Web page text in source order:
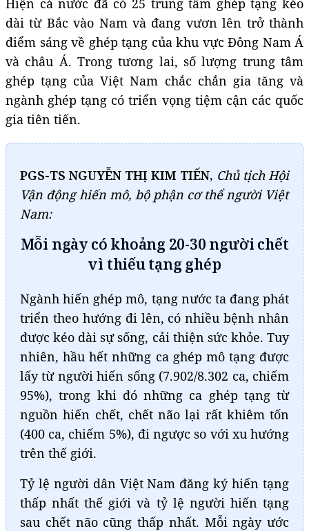
dài từ Bắc vào Nam và đang vươn lên trở thành
điểm sáng về ghép tạng của khu vực Đông Nam Á
và châu Á. Trong tương lai, số lượng trung tâm
ghép tạng của Việt Nam chắc chắn gia tăng và
ngành ghép tạng có triển vọng tiệm cận các quốc
gia tiên tiến.
PGS-TS NGUYỄN THỊ KIM TIẾN, Chủ tịch Hội
Vận động hiến mô, bộ phận cơ thể người Việt
Nam:
Mỗi ngày có khoảng 20-30 người chết
vì thiếu tạng ghép
Ngành hiến ghép mô, tạng nước ta đang phát
triển theo hướng đi lên, có nhiều bệnh nhân
được kéo dài sự sống, cải thiện sức khỏe. Tuy
nhiên, hầu hết những ca ghép mô tạng được
lấy từ người hiến sống (7.902/8.302 ca, chiếm
95%), trong khi đó những ca ghép tạng từ
nguồn hiến chết, chết não lại rất khiêm tốn
(400 ca, chiếm 5%), đi ngược so với xu hướng
trên thế giới.
Tỷ lệ người dân Việt Nam đăng ký hiến tạng
thấp nhất thế giới và tỷ lệ người hiến tạng
sau chết não cũng thấp nhất. Mỗi ngày ước